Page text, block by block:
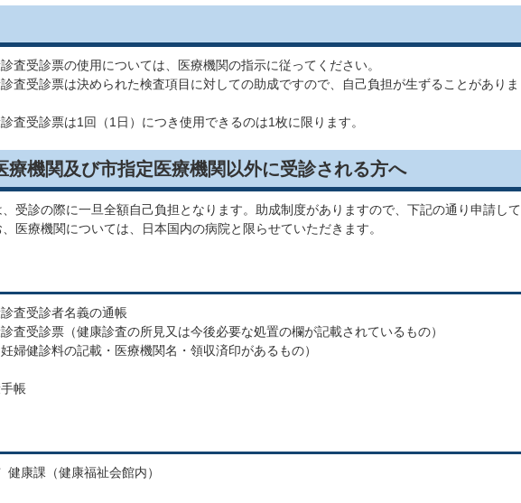
査受診票の使用については、医療機関の指示に従ってください。
査受診票は決められた検査項目に対しての助成ですので、自己負担が生ずることがありま
査受診票は1回（1日）につき使用できるのは1枚に限ります。
療機関及び市指定医療機関以外に受診される方へ
受診の際に一旦全額自己負担となります。助成制度がありますので、下記の通り申請して
医療機関については、日本国内の病院と限らせていただきます。
査受診者名義の通帳
査受診票（健康診査の所見又は今後必要な処置の欄が記載されているもの）
婦健診料の記載・医療機関名・領収済印があるもの）
帳
健康課（健康福祉会館内）